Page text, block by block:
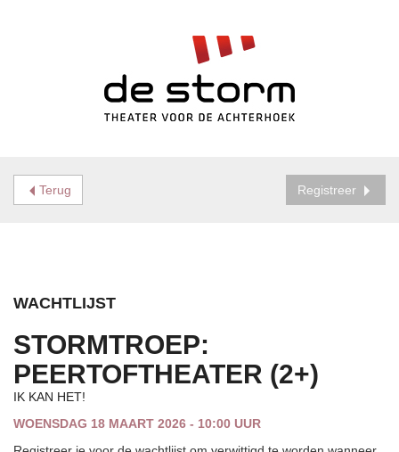
Terug Registreer
WACHTLIJST
STORMTROEP:
PEERTOFTHEATER (2+)
IK KAN HET!
WOENSDAG 18 MAART 2026 - 10:00 UUR